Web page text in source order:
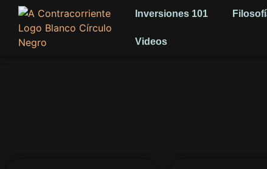
Inversiones 101
Videos